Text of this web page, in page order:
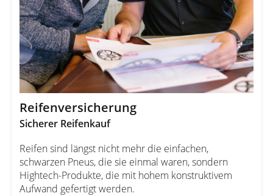
Reifenversicherung
Sicherer Reifenkauf
Reifen sind längst nicht mehr die einfachen,
schwarzen Pneus, die sie einmal waren, sondern
Hightech-Produkte, die mit hohem konstruktivem
Aufwand gefertigt werden.